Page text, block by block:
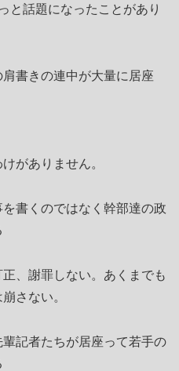
と話題になったことがあり
書きの連中が大量に居座
がありません。
書くのではなく幹部達の政
、謝罪しない。あくまでも
さない。
記者たちが居座って若手の